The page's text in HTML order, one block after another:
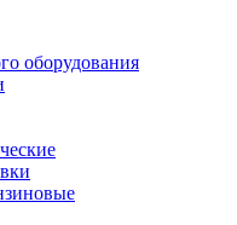
оборудования